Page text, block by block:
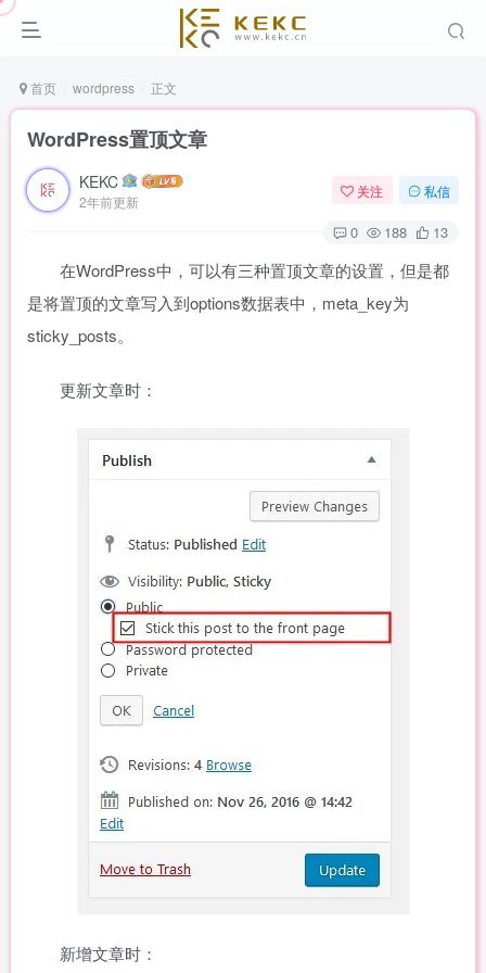
首页 wordpress 正文
WordPress置顶文章
KEKC
2年前更新
关注 私信
0 188 13
在WordPress中，可以有三种置顶文章的设置，但是都
是将置顶的文章写入到options数据表中，meta_key为
sticky_posts。
更新文章时：
新增文章时：